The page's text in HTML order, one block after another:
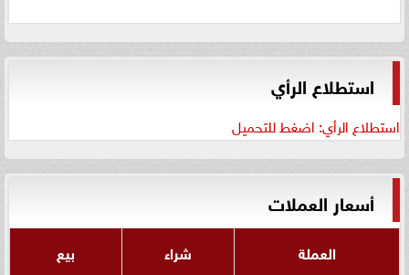
استطلاع الرأي
استطلاع الرأي: اضغط للتحميل
أسعار العملات
العملة شراء بيع